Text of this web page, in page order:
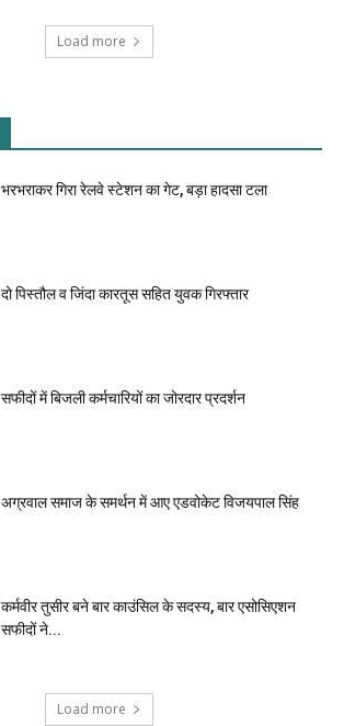
Load more
भरभराकर गिरा रेलवे स्टेशन का गेट, बड़ा हादसा टला
दो पिस्तौल व जिंदा कारतूस सहित युवक गिरफ्तार
सफीदों में बिजली कर्मचारियों का जोरदार प्रदर्शन
अग्रवाल समाज के समर्थन में आए एडवोकेट विजयपाल सिंह
कर्मवीर तुसीर बने बार काउंसिल के सदस्य, बार एसोसिएशन
सफीदों ने...
Load more